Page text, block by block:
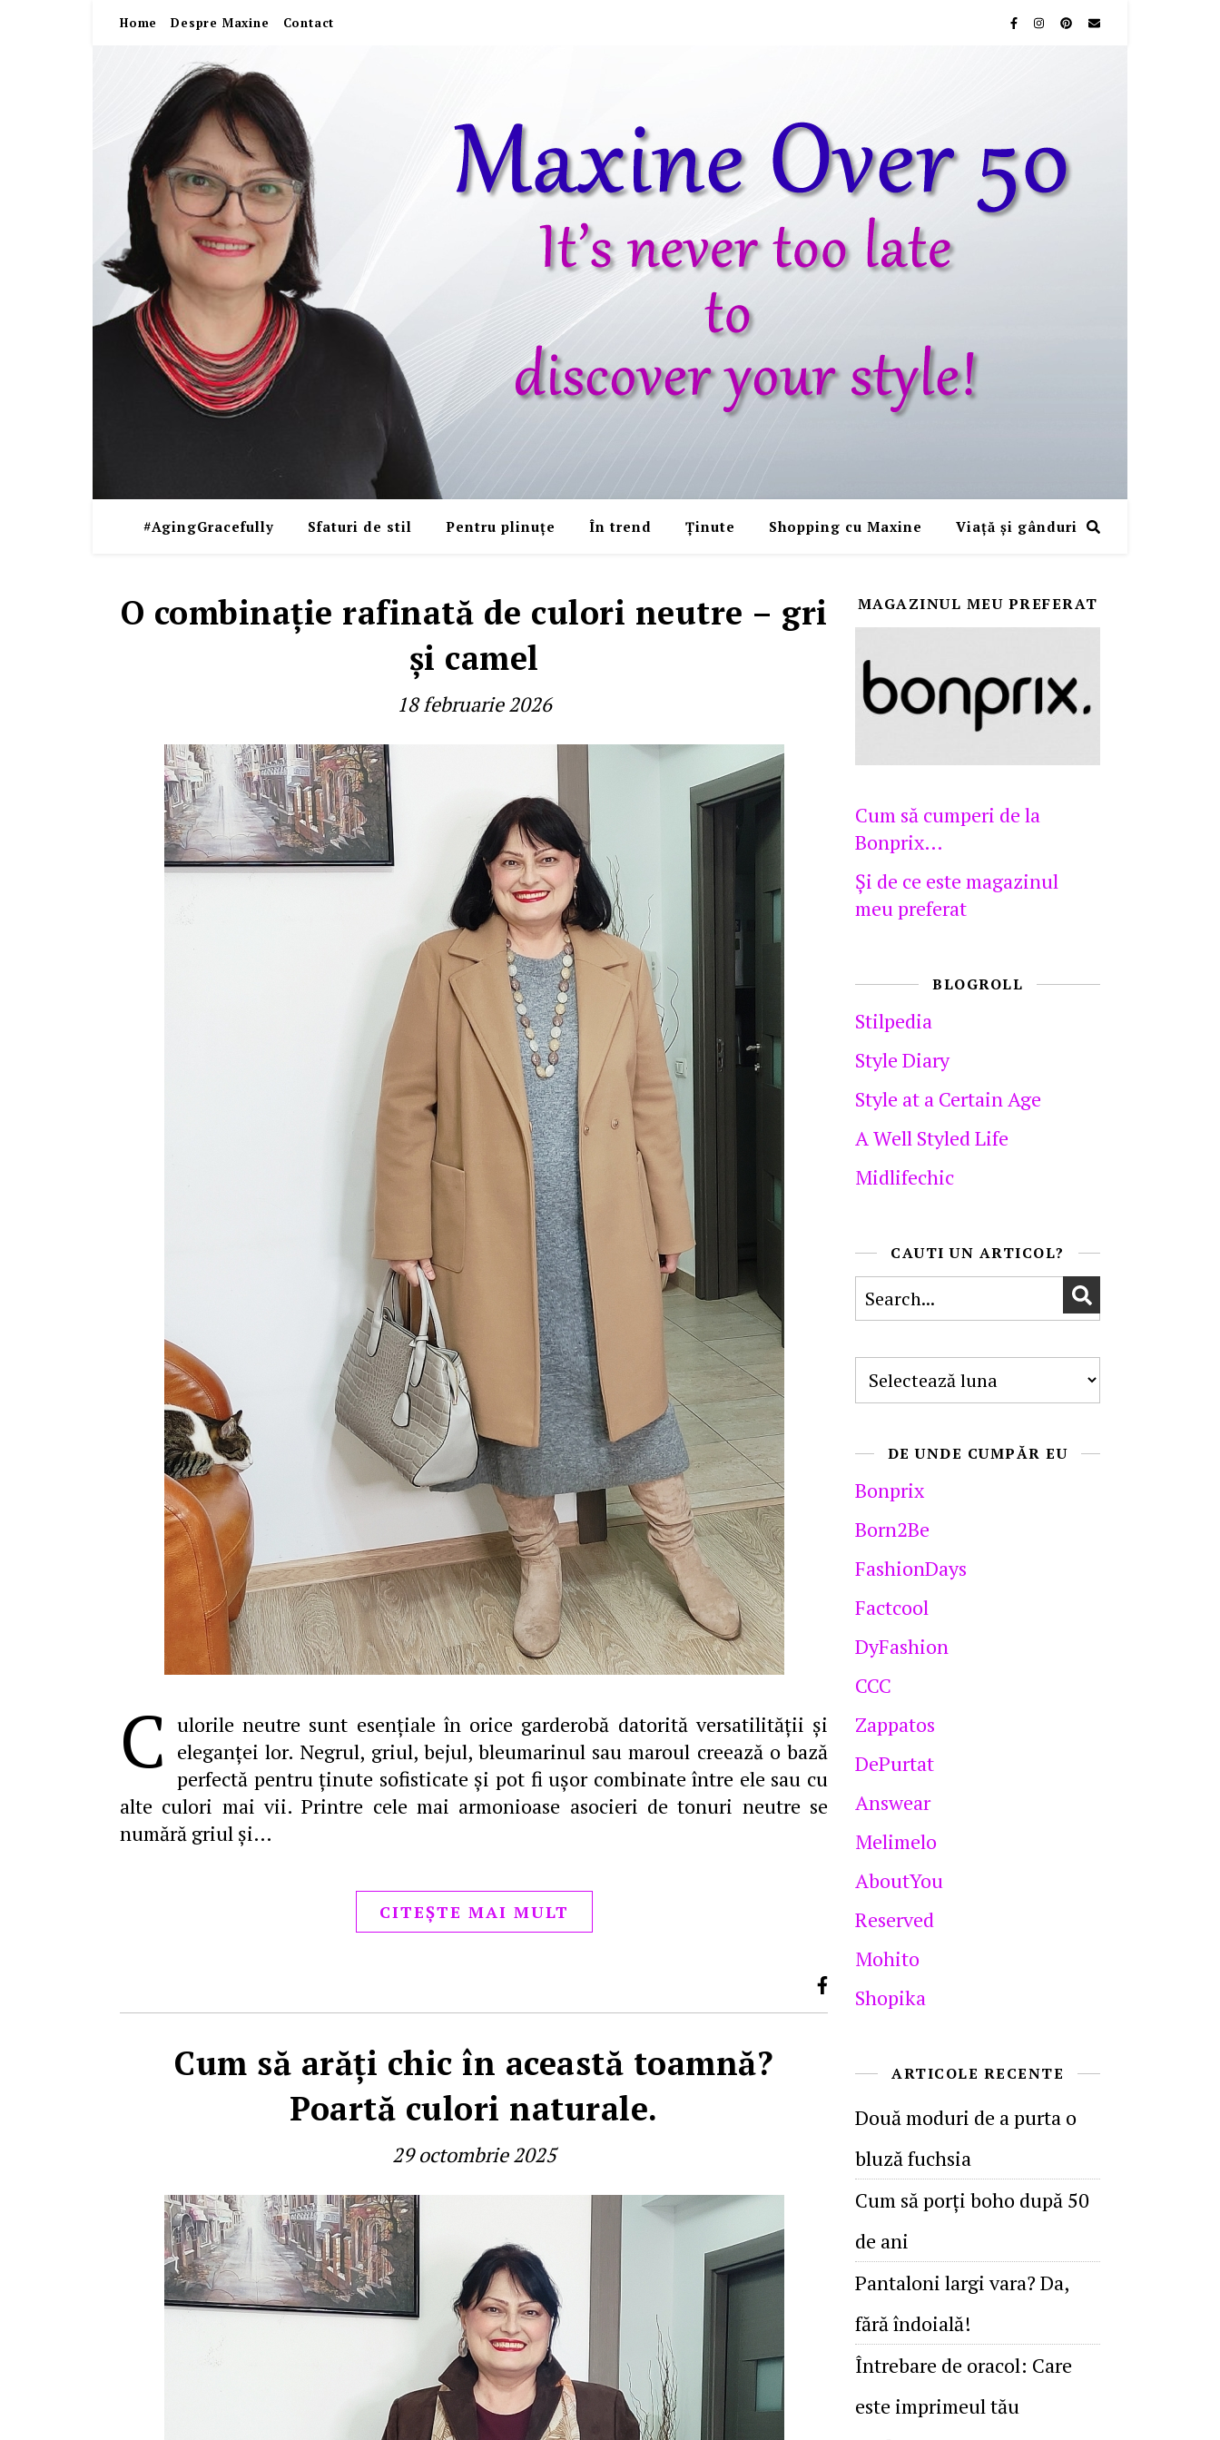
Home Despre Maxine Contact
#AgingGracefully Sfaturi de stil Pentru plinuțe În trend Ținute Shopping cu Maxine Viaţă şi gânduri
O combinaţie rafinată de culori neutre – gri
şi camel
18 februarie 2026
C ulorile neutre sunt esențiale în orice garderobă datorită versatilității și
eleganței lor. Negrul, griul, bejul, bleumarinul sau maroul creează o bază
perfectă pentru ținute sofisticate și pot fi ușor combinate între ele sau cu
alte culori mai vii. Printre cele mai armonioase asocieri de tonuri neutre se
numără griul și…
CITEȘTE MAI MULT
Cum să arăţi chic în această toamnă?
Poartă culori naturale.
29 octombrie 2025
MAGAZINUL MEU PREFERAT
Cum să cumperi de la
Bonprix…
Şi de ce este magazinul
meu preferat
BLOGROLL
Stilpedia
Style Diary
Style at a Certain Age
A Well Styled Life
Midlifechic
CAUTI UN ARTICOL?
DE UNDE CUMPĂR EU
Bonprix
Born2Be
FashionDays
Factcool
DyFashion
CCC
Zappatos
DePurtat
Answear
Melimelo
AboutYou
Reserved
Mohito
Shopika
ARTICOLE RECENTE
Două moduri de a purta o
bluză fuchsia
Cum să porţi boho după 50
de ani
Pantaloni largi vara? Da,
fără îndoială!
Întrebare de oracol: Care
este imprimeul tău